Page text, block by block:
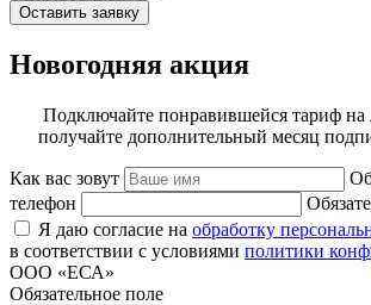
Оставить заявку
Новогодняя акция
Подключайте понравившейся тариф
получайте дополнительный месяц
Как вас зовут
телефон
Я даю согласие на обработку
в соответствии с условиями политики
ООО «ЕСА»
Обязательное поле